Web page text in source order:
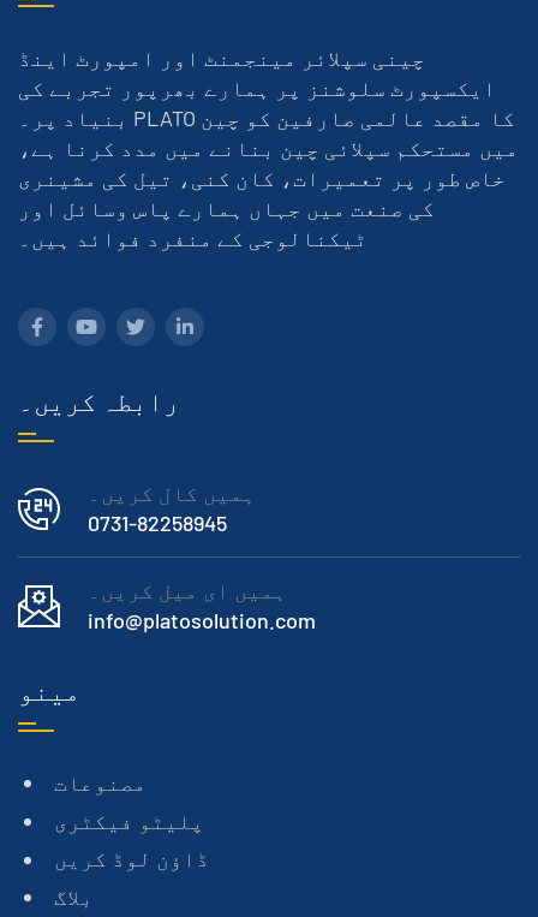
چینی سپلائر مینجمنٹ اور امپورٹ اینڈ
ایکسپورٹ سلوشنز پر ہمارے بھرپور تجربے کی
بنیاد پر۔ PLATO کا مقصد عالمی صارفین کو چین
میں مستحکم سپلائی چین بنانے میں مدد کرنا ہے،
خاص طور پر تعمیرات، کان کنی، تیل کی مشینری
کی صنعت میں جہاں ہمارے پاس وسائل اور
ٹیکنالوجی کے منفرد فوائد ہیں۔
رابطہ کریں۔
ہمیں کال کریں۔
0731-82258945
ہمیں ای میل کریں۔
info@platosolution.com
مینو
مصنوعات
پلیٹو فیکٹری
ڈاؤن لوڈ کریں
بلاگ